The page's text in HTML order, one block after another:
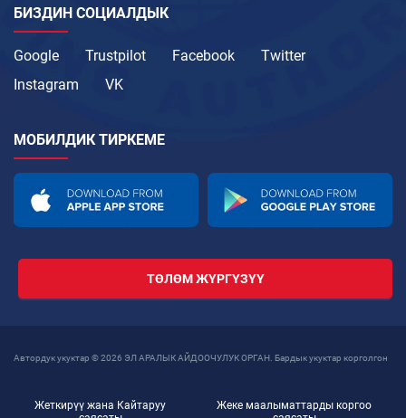
БИЗДИН СОЦИАЛДЫК
Google Trustpilot Facebook
Twitter
Instagram
VK
МОБИЛДИК ТИРКЕМЕ
ТӨЛӨМ ЖҮРГҮЗҮҮ
Автордук укуктар © 2026 ЭЛ АРАЛЫК АЙДООЧУЛУК ОРГАН. Бардык укуктар корголгон
Жеткирүү жана Кайтаруу
Жеке маалыматтарды коргоо